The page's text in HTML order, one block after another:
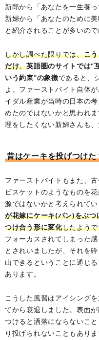
新郎から「あなたを一生養っ
新婦から「あなたのために美
と紹介されることが多いので
しかし調べた限りでは、こ
だけ。英語圏のサイトでは“
いう約束”の象徴であると、
よ。ファーストバイト自体
イダル産業が当時の日本の
めたのではないかと思われ
理をしたくない新婦さんも
昔はケーキを投げつけた
ファーストバイトもまた、
ビスケットのようなものを
源ではないかと考えられて
が花嫁にケーキ(パン)をぶ
つけ合う形に変化したよう
フォーカスされてしまった
とされいましたが、それを
山できるということに通じ
あります。
こうした風習はアイシング
てから衰退しました。表面
つけると洒落にならないこ
り投げられないこともあり